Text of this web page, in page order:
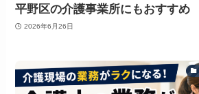
平野区の介護事業所にもおすすめ
2026年6月26日